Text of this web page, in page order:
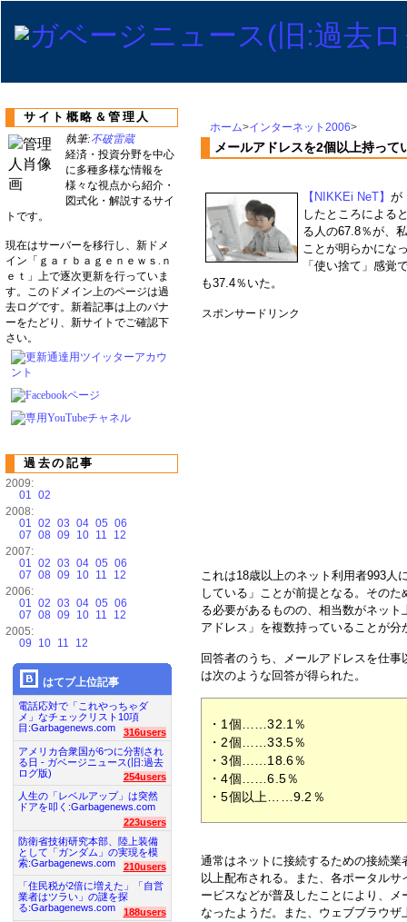
ホーム>インターネット2006>
メールアドレスを2個以上持って
【NIKKEi NeT】 が
したところによる
る人の67.8％が、
ことが明らかにな
「使い捨て」感覚
も37.4％いた。
スポンサードリンク
これは18歳以上のネット利用者993人
している」ことが前提となる。その
る必要があるものの、相当数がネッ
アドレス」を複数持っていることが分
回答者のうち、メールアドレスを仕
は次のような回答が得られた。
・1個……32.1％
・2個……33.5％
・3個……18.6％
・4個……6.5％
・5個以上……9.2％
通常はネットに接続するための接続
以上配布される。また、各ポータル
ービスなどが普及したことにより、
なったようだ。また、ウェブブラウ
サイト概略＆管理人
執筆:不破雷蔵
経済・投資分野を中心
に多種多様な情報を
様々な視点から紹介・
図式化・解説するサイ
トです。
現在はサーバーを移行し、新ドメ
イン「ｇａｒｂａｇｅｎｅｗｓ.ｎ
ｅｔ」上で逐次更新を行っていま
す。このドメイン上のページは過
去ログです。新着記事は上のバナ
ーをたどり、新サイトでご確認下
さい。
過去の記事
2009:
01 02
2008:
01 02 03 04 05 06
07 08 09 10 11
12
2007:
01 02 03 04 05 06
07 08 09 10 11
12
2006:
01 02 03 04 05 06
07 08 09 10 11
12
2005:
09
10 11 12
はてブ上位記事
電話応対で「これやっちゃダ
メ」なチェックリスト10項
目:Garbagenews.com
316users
アメリカ合衆国が6つに分割され
る日 - ガベージニュース(旧:過去
ログ版)
254users
人生の「レベルアップ」は突然
ドアを叩く:Garbagenews.com
223users
防衛省技術研究本部、陸上装備
として「ガンダム」の実現を模
索:Garbagenews.com
210users
「住民税が2倍に増えた」「自営
業者はツラい」の謎を探
る:Garbagenews.com
188users